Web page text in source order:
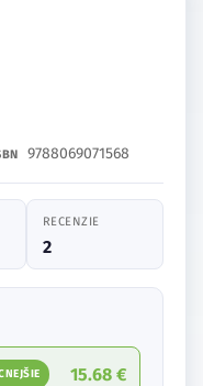
9788069071568
RECENZIE
2
15.68 €